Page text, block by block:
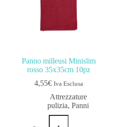
Panno milleusi Minislim
rosso 35x35cm 10pz
4,55€ Iva Esclusa
Attrezzature
pulizia,Panni